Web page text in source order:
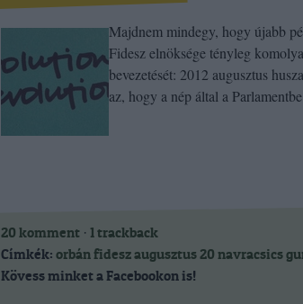
Majdnem mindegy, hogy újabb
Fidesz elnöksége tényleg
bevezetését: 2012 augusztus
az, hogy a nép által a
20 komment · 1trackback
Címkék: orbánfideszaugusztus 20 navracsics
Kövess minket a Facebookon is!